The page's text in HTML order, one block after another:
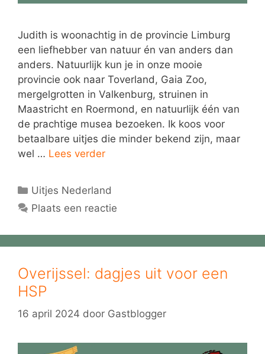
Judith is woonachtig in de provincie Limburg
een liefhebber van natuur én van anders dan
anders. Natuurlijk kun je in onze mooie
provincie ook naar Toverland, Gaia Zoo,
mergelgrotten in Valkenburg, struinen in
Maastricht en Roermond, en natuurlijk één van
de prachtige musea bezoeken. Ik koos voor
betaalbare uitjes die minder bekend zijn, maar
wel … Lees verder
Categorieën
Uitjes Nederland
Plaats een reactie
Overijssel: dagjes uit voor een
HSP
16 april 2024 door Gastblogger